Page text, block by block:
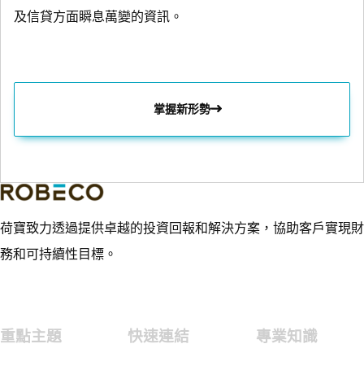
及信貸方面瞬息萬變的資訊。
掌握新形勢
荷寶致力透過提供卓越的投資回報和解決方案，協助客戶實現財
務和可持續性目標。
重點主題 快速連結 專業知識